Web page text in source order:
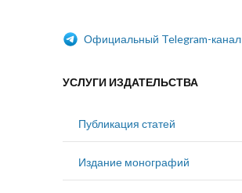
Официальный Telegram-канал
УСЛУГИ ИЗДАТЕЛЬСТВА
Публикация статей
Издание монографий